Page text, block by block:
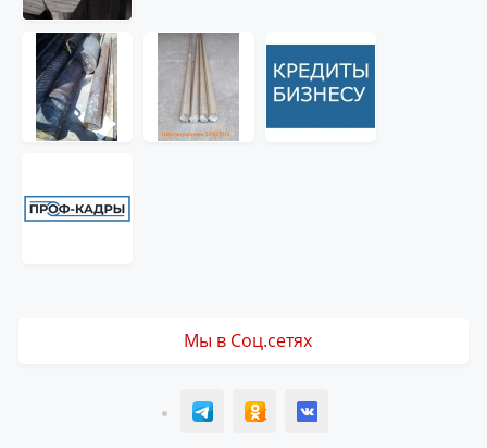
Мы в Соц.сетях
T ОК ВК